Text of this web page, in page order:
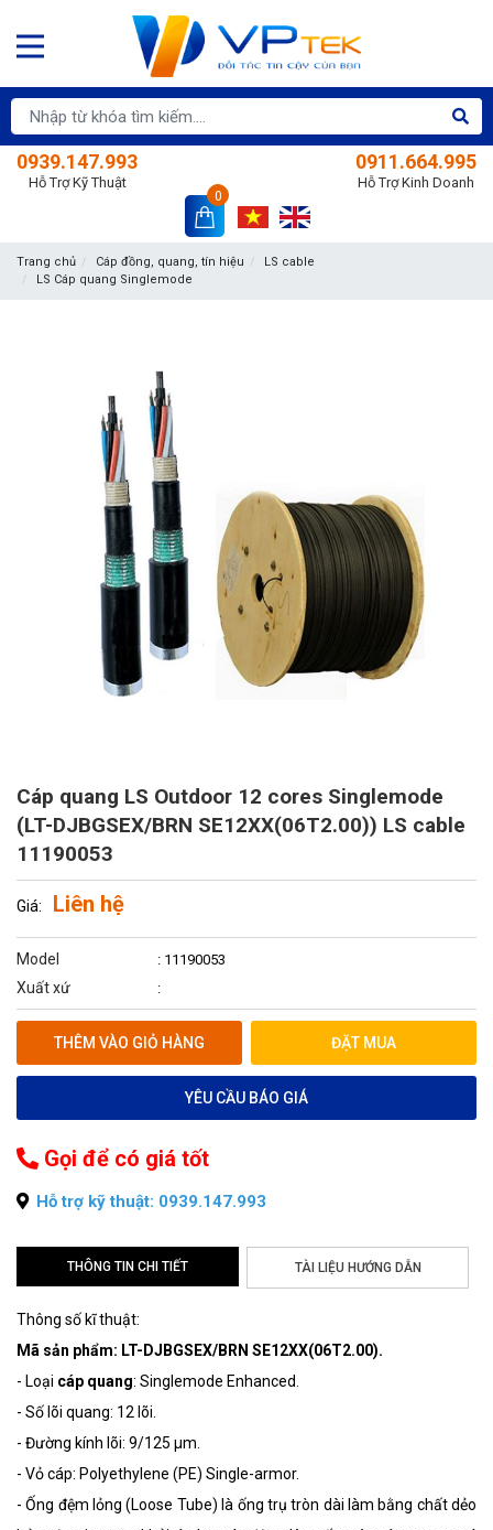
0939.147.993
Hỗ Trợ Kỹ Thuật
0911.664.995
Hỗ Trợ Kinh Doanh
0
Trang chủ Cáp đồng, quang, tín hiệu
LS cable
LS Cáp quang Singlemode
Cáp quang LS Outdoor 12 cores Singlemode
(LT-DJBGSEX/BRN SE12XX(06T2.00)) LS cable
11190053
Giá: Liên hệ
Model : 11190053
Xuất xứ :
THÊM VÀO GIỎ HÀNG ĐẶT MUA
YÊU CẦU BÁO GIÁ
Gọi để có giá tốt
Hỗ trợ kỹ thuật: 0939.147.993
THÔNG TIN CHI TIẾT TÀI LIỆU HƯỚNG DẪN
Thông số kĩ thuật:
Mã sản phẩm: LT-DJBGSEX/BRN SE12XX(06T2.00).
- Loại cáp quang: Singlemode Enhanced.
- Số lõi quang: 12 lõi.
- Đường kính lõi: 9/125 µm.
- Vỏ cáp: Polyethylene (PE) Single-armor.
- Ống đệm lỏng (Loose Tube) là ống trụ tròn dài làm bằng chất dẻo